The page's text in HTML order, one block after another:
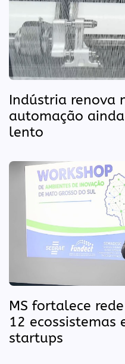
Indústria renova
automação
lento
MS fortalece
12 ecossistemas
startups